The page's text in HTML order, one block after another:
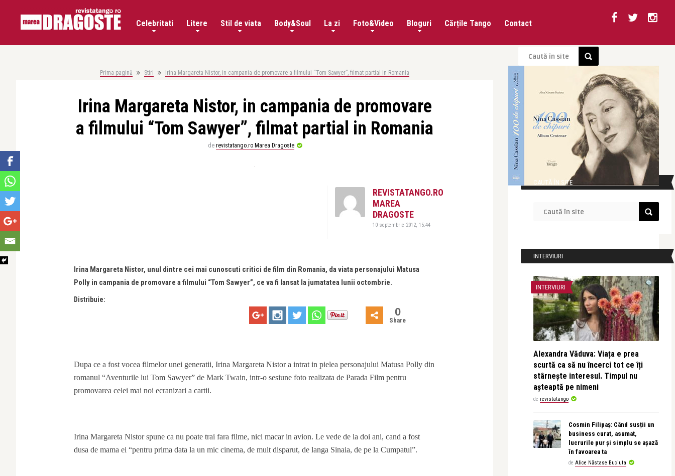
Celebritati Litere Stil de viata Body&Soul La zi Foto&Video Bloguri Cărțile Tango Contact
Prima pagină Stiri Irina Margareta Nistor, in campania de promovare a filmului “Tom Sawyer”, filmat partial in Romania
Irina Margareta Nistor, in campania de promovare
a filmului “Tom Sawyer”, filmat partial in Romania
de revistatango.ro Marea Dragoste
REVISTATANGO.RO
MAREA
DRAGOSTE
10 septembrie 2012, 15:44
Irina Margareta Nistor, unul dintre cei mai cunoscuti critici de film din Romania, da viata personajului Matusa
Polly in campania de promovare a filmului “Tom Sawyer”, ce va fi lansat la jumatatea lunii octombrie.
Distribuie:
0
Share
Dupa ce a fost vocea filmelor unei generatii, Irina Margareta Nistor a intrat in pielea personajului Matusa Polly din
romanul “Aventurile lui Tom Sawyer” de Mark Twain, intr-o sesiune foto realizata de Parada Film pentru
promovarea celei mai noi ecranizari a cartii.
Irina Margareta Nistor spune ca nu poate trai fara filme, nici macar in avion. Le vede de la doi ani, cand a fost
dusa de mama ei “pentru prima data la un mic cinema, de mult disparut, de langa Sinaia, de pe la Cumpatul”.
CAUTĂ ÎN SITE
INTERVIURI
INTERVIURI
Alexandra Văduva: Viața e prea
scurtă ca să nu încerci tot ce îți
stârnește interesul. Timpul nu
așteaptă pe nimeni
de revistatango
Cosmin Filipaș: Când susții un
business curat, asumat,
lucrurile pur și simplu se așază
în favoarea ta
de Alice Năstase Buciuta